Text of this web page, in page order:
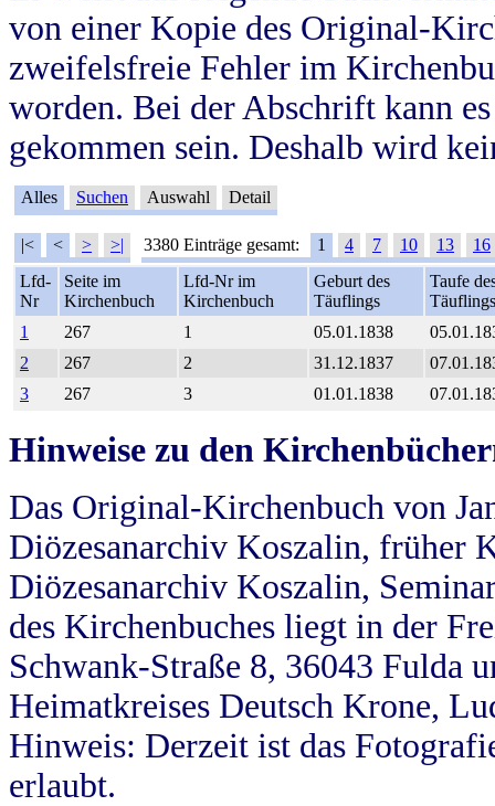
von einer Kopie des Original-
zweifelsfreie Fehler im
worden. Bei der Abschrift kann
gekommen sein. Deshalb wird
Alles Suchen Auswahl Detail
|< < > >| 3380 Einträge gesamt: 1 4 7 10 13
16
Lfd-
Nr
Seite im
Kirchenbuch
Lfd-Nr im
Kirchenbuch
Geburt des
Täuflings
Taufe
Täuflings
1
267 1 05.01.1838
2
267 2 31.12.1837
3
267 3 01.01.1838
Hinweise zu den
Das Original-Kirchenbuch von
Diözesanarchiv Koszalin, früher
Diözesanarchiv Koszalin,
des Kirchenbuches liegt in der
Schwank-Straße 8, 36043 Fulda
Heimatkreises Deutsch Krone,
Hinweis: Derzeit ist das
erlaubt.